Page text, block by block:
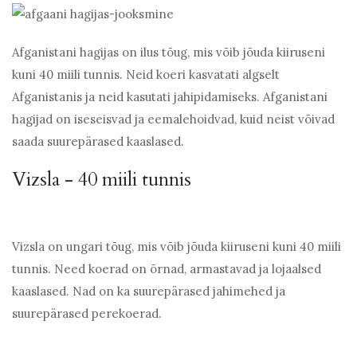
Afganistani hagijas on ilus tõug, mis võib jõuda kiiruseni
kuni 40 miili tunnis. Neid koeri kasvatati algselt
Afganistanis ja neid kasutati jahipidamiseks. Afganistani
hagijad on iseseisvad ja eemalehoidvad, kuid neist võivad
saada suurepärased kaaslased.
Vizsla - 40 miili tunnis
Vizsla on ungari tõug, mis võib jõuda kiiruseni kuni 40 miili
tunnis. Need koerad on õrnad, armastavad ja lojaalsed
kaaslased. Nad on ka suurepärased jahimehed ja
suurepärased perekoerad.